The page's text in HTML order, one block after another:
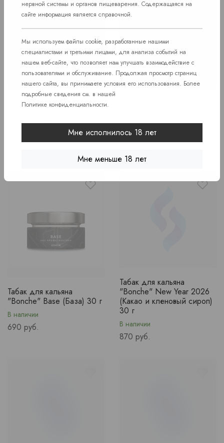
Табак для кальяна
Price
870 руб.
30 г
В наличии
Табак для кальяна
"Bonche" Base (База) 30 г
В наличии
Price
690 руб.
Табак для кальяна
"Bonche" New Year 2026
(Какао и кленовый сироп)
30 г
В наличии
Price
870 руб.
нервной системы и органов пищеварения. Содержащаяся на
сайте информация является справочной.
Мы используем файлы cookie, разработанные нашими
специалистами и третьими лицами, для анализа событий на
нашем веб-сайте, что позволяет нам улучшать взаимодействие с
пользователями и обслуживание. Продолжая просмотр страниц
нашего сайта, вы принимаете условия его использования. Более
подробные сведения см. в нашей
Политике конфиденциальности.
Мне исполнилось 18 лет
Мне меньше 18 лет